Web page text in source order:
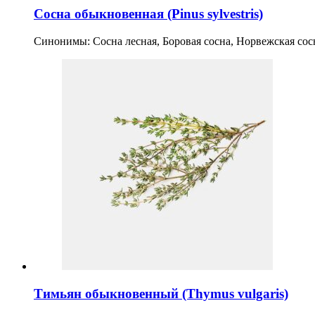
Сосна обыкновенная (Pinus sylvestris)
Синонимы: Сосна лесная, Боровая сосна, Норвежская
Тимьян обыкновенный (Thymus vulgaris)